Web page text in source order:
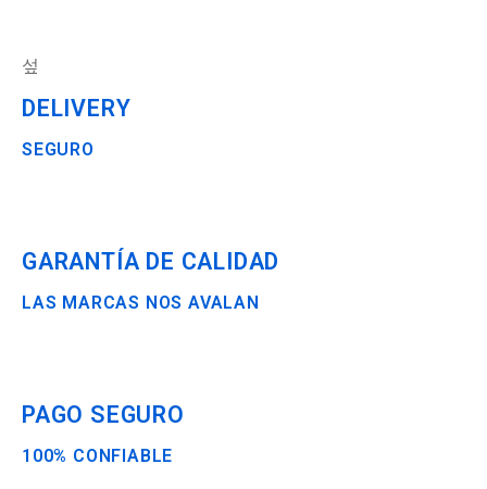
DELIVERY
SEGURO
GARANTÍA DE CALIDAD
LAS MARCAS NOS AVALAN
PAGO SEGURO
100% CONFIABLE